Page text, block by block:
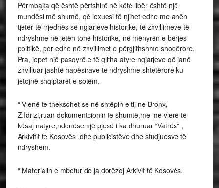
Përmbajta që është përfshirë në këtë libër është një
mundësi më shumë, që lexuesi të njihet edhe me anën
tjetër të rrjedhës së ngjarjeve historike, të zhvillimeve të
ndryshme në jetën tonë historike, në mënyrën e bërjes
politikë, por edhe në zhvillimet e përgjithshme shoqërore.
Pra, jepet një pasqyrë e të gjitha atyre ngjarjeve që janë
zhvilluar jashtë hapësirave të ndryshme shtetërore ku
jetojnë shqiptarët e sotëm.
* Vlenë te theksohet se në shtëpin e tij ne Bronx,
Z.Idrizi,ruan dokumentcionin te shumtë,me me vlerë të
kësaj natyre,ndonëse një pjesë i ka dhuruar “Vatrës” ,
Arkivitit te Kosovës ,dhe publicistëve dhe studjuesve të
ndryshem.
* Materialin e mbetur do ja dorëzoj Arkivit të Kosovës.